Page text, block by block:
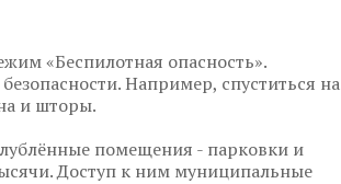
«Беспилотная опасность».
Например, спуститься на
и шторы.
помещения - парковки и
Доступ к ним муниципальные